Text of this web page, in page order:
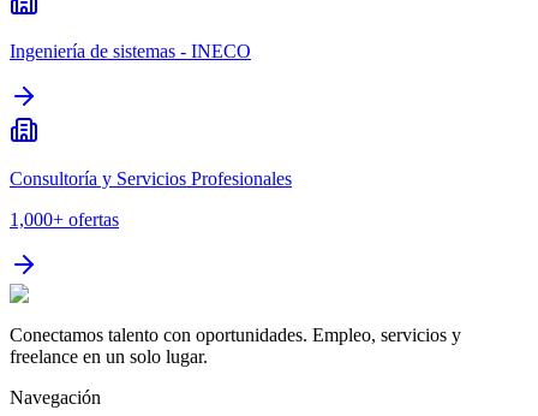
Ingeniería de sistemas - INECO
Consultoría y Servicios Profesionales
1,000+ ofertas
Conectamos talento con oportunidades. Empleo, servicios y
freelance en un solo lugar.
Navegación